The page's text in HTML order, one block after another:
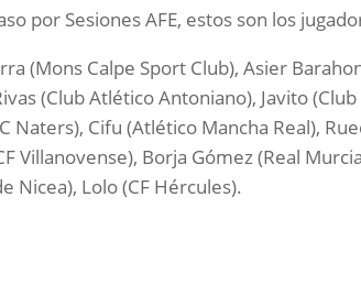
por Sesiones AFE, estos son los
(Mons Calpe Sport Club), Asier
(Club Atlético Antoniano), Javito
Naters), Cifu (Atlético Mancha Real),
Villanovense), Borja Gómez (Real
Nicea), Lolo (CF Hércules).